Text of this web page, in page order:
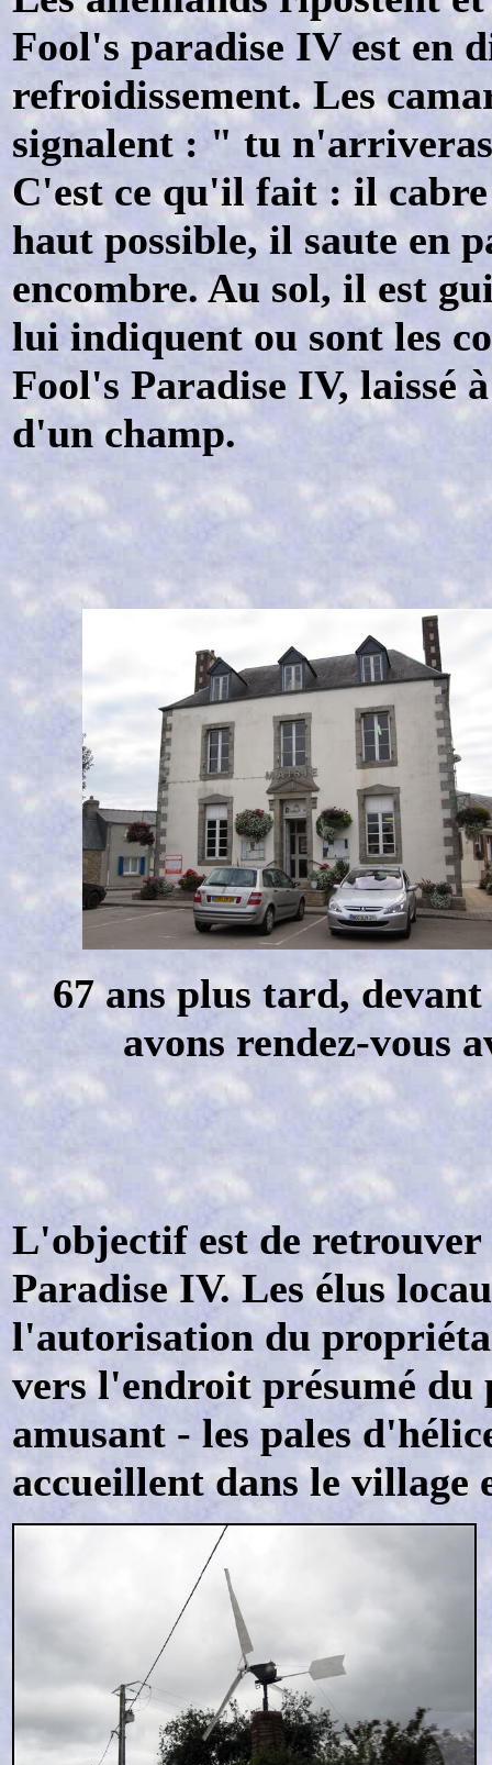
Fool's paradise IV est en
refroidissement. Les
signalent : " tu
C'est ce qu'il fait : il
haut possible, il saute en
encombre. Au sol, il est
lui indiquent ou sont les
Fool's Paradise IV, laissé
d'un champ.
67 ans plus tard,
avons rendez-vous
L'objectif est de retrouver
Paradise IV. Les élus
l'autorisation du
vers l'endroit présumé
amusant - les pales
accueillent dans le village